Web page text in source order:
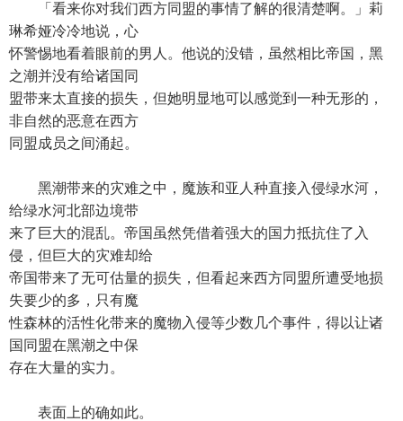
「看来你对我们西方同盟的事情了解的很清楚啊。」莉
琳希娅冷冷地说，心
怀警惕地看着眼前的男人。他说的没错，虽然相比帝国，黑
之潮并没有给诸国同
盟带来太直接的损失，但她明显地可以感觉到一种无形的，
非自然的恶意在西方
同盟成员之间涌起。
黑潮带来的灾难之中，魔族和亚人种直接入侵绿水河，
给绿水河北部边境带
来了巨大的混乱。帝国虽然凭借着强大的国力抵抗住了入
侵，但巨大的灾难却给
帝国带来了无可估量的损失，但看起来西方同盟所遭受地损
失要少的多，只有魔
性森林的活性化带来的魔物入侵等少数几个事件，得以让诸
国同盟在黑潮之中保
存在大量的实力。
表面上的确如此。